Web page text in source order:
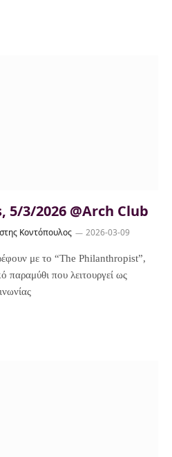
5/3/2026 @Arch Club
Κοντόπουλος 2026-03-09
με το “The Philanthropist”,
παραμύθι που λειτουργεί ως